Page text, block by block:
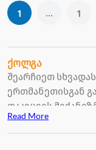
1 ... 1
ქოლგა
შეარჩიეთ
ერთმანეთისგან
დაკეცვის
შეხვდებით
Read More